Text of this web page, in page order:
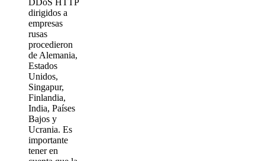
dirigidos a
empresas
rusas
procedieron
de Alemania,
Estados
Unidos,
Singapur,
Finlandia,
India, Países
Bajos y
Ucrania. Es
importante
tener en